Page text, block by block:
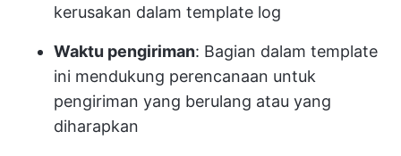
kerusakan dalam template log
Waktu pengiriman: Bagian dalam template
ini mendukung perencanaan untuk
pengiriman yang berulang atau yang
diharapkan